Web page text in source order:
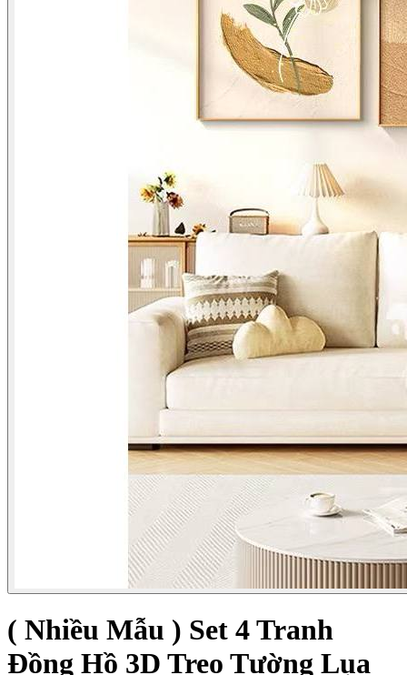
( Nhiều Mẫu ) Set 4 Tranh
Đồng Hồ 3D Treo Tường Lụa